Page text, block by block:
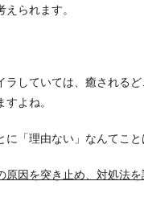
られます。
ラしていては、癒される
よね。
に「理由ない」なんてこと
原因を突き止め、対処法